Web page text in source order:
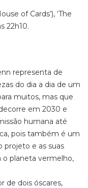
of Cards’), ‘The
22h10.
representa de
do dia a dia de um
muitos, mas que
em 2030 e
humana até
pois também é um
projeto e as suas
o planeta vermelho,
de dois óscares,